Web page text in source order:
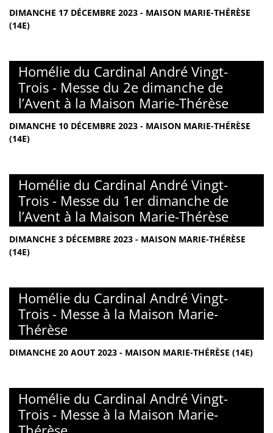
DIMANCHE 17 DÉCEMBRE 2023 - MAISON MARIE-THÉRÈSE
(14E)
Homélie du Cardinal André Vingt-
Trois - Messe du 2e dimanche de
l’Avent à la Maison Marie-Thérèse
DIMANCHE 10 DÉCEMBRE 2023 - MAISON MARIE-THÉRÈSE
(14E)
Homélie du Cardinal André Vingt-
Trois - Messe du 1er dimanche de
l’Avent à la Maison Marie-Thérèse
DIMANCHE 3 DÉCEMBRE 2023 - MAISON MARIE-THÉRÈSE
(14E)
Homélie du Cardinal André Vingt-
Trois - Messe à la Maison Marie-
Thérèse
DIMANCHE 20 AOUT 2023 - MAISON MARIE-THÉRÈSE (14E)
Homélie du Cardinal André Vingt-
Trois - Messe à la Maison Marie-